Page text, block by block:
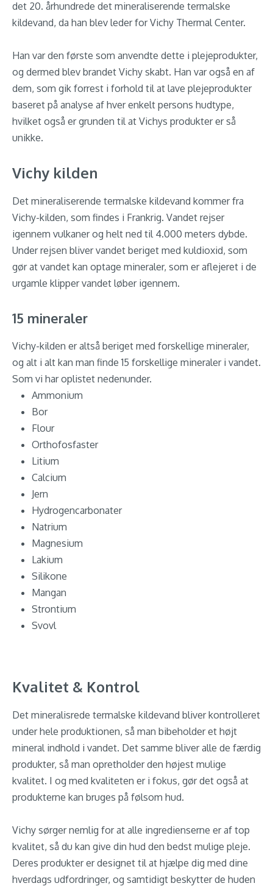
det 20. århundrede det mineraliserende termalske
kildevand, da han blev leder for Vichy Thermal Center.
Han var den første som anvendte dette i plejeprodukter,
og dermed blev brandet Vichy skabt. Han var også en af
dem, som gik forrest i forhold til at lave plejeprodukter
baseret på analyse af hver enkelt persons hudtype,
hvilket også er grunden til at Vichys produkter er så
unikke.
Vichy kilden
Det mineraliserende termalske kildevand kommer fra
Vichy-kilden, som findes i Frankrig. Vandet rejser
igennem vulkaner og helt ned til 4.000 meters dybde.
Under rejsen bliver vandet beriget med kuldioxid, som
gør at vandet kan optage mineraler, som er aflejeret i de
urgamle klipper vandet løber igennem.
15 mineraler
Vichy-kilden er altså beriget med forskellige mineraler,
og alt i alt kan man finde 15 forskellige mineraler i vandet.
Som vi har oplistet nedenunder.
Ammonium
Bor
Flour
Orthofosfaster
Litium
Calcium
Jern
Hydrogencarbonater
Natrium
Magnesium
Lakium
Silikone
Mangan
Strontium
Svovl
Kvalitet & Kontrol
Det mineralisrede termalske kildevand bliver kontrolleret
under hele produktionen, så man bibeholder et højt
mineral indhold i vandet. Det samme bliver alle de færdig
produkter, så man opretholder den højest mulige
kvalitet. I og med kvaliteten er i fokus, gør det også at
produkterne kan bruges på følsom hud.
Vichy sørger nemlig for at alle ingredienserne er af top
kvalitet, så du kan give din hud den bedst mulige pleje.
Deres produkter er designet til at hjælpe dig med dine
hverdags udfordringer, og samtidigt beskytter de huden